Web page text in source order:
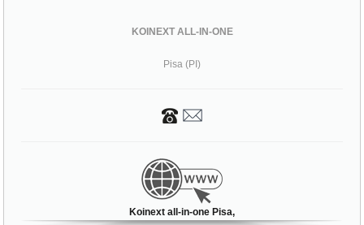
KOINEXT ALL-IN-ONE
Pisa (PI)
Koinext all-in-one Pisa,